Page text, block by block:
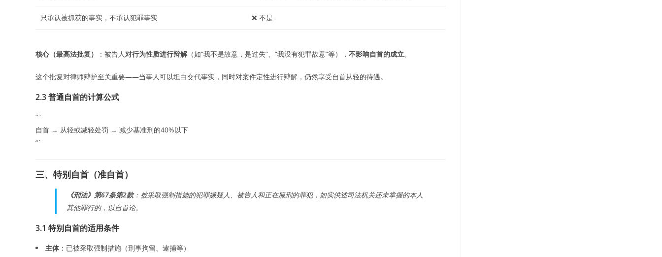
只承认被抓获的事实，不承认犯罪事实 ❌ 不是
核心（最高法批复） ：被告人对行为性质进行辩解（如”我不是故意，是过失”、”我没有犯罪故意”等）， 不影响自首的成立。
这个批复对律师辩护至关重要——当事人可以坦白交代事实，同时对案件定性进行辩解，仍然享受自首从轻的待遇。
2.3 普通自首的计算公式
“`
自首 → 从轻或减轻处罚 → 减少基准刑的40%以下
“`
三、特别自首（准自首）
《刑法》第67条第2款：被采取强制措施的犯罪嫌疑人、被告人和正在服刑的罪犯，如实供述司法机关还未掌握的本人
其他罪行的，以自首论。
3.1 特别自首的适用条件
主体：已被采取强制措施（刑事拘留、逮捕等）